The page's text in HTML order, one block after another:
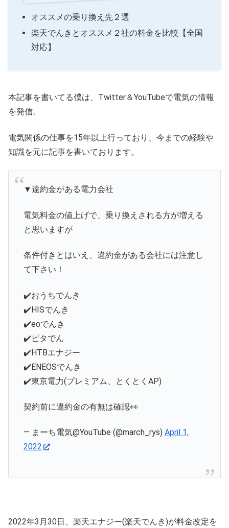
オススメの乗り換え先２選
楽天でんきとオススメ２社の料金を比較【全国
対応】
本記事を書いてる僕は、Twitter＆YouTubeで電気の情報
を発信。
電気関係の仕事を15年以上行っており、今までの経験や
知識を元に記事を書いております。
▼違約金がある電力会社
電気料金の値上げで、乗り換えされる方が増える
と思いますが
条件付きとはいえ、違約金がある会社には注意し
て下さい！
✔️おうちでんき
✔️HISでんき
✔️eoでんき
✔️ピタでん
✔️HTBエナジー
✔️ENEOSでんき
✔️東京電力(プレミアム、とくとくAP)
契約前に違約金の有無は確認👀
— まーち電気@YouTube (@march_rys) April 1,
2022
2022年3月30日、楽天エナジー(楽天でんき)が料金改定を